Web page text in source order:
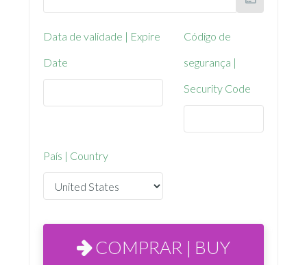
Data de validade | Expire
Date
Código de
segurança |
Security Code
País | Country
COMPRAR | BUY